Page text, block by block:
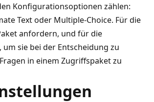
Konfigurationsoptionen zählen:
Text oder Multiple-Choice. Für die
anfordern, und für die
sie bei der Entscheidung zu
in einem Zugriffspaket zu